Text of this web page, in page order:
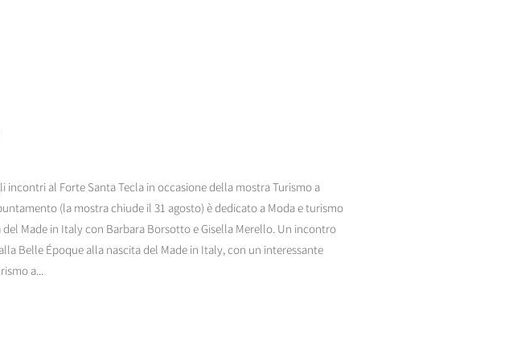
incontri al Forte Santa Tecla in occasione della mostra Turismo a
(la mostra chiude il 31 agosto) è dedicato a Moda e turismo
Made in Italy con Barbara Borsotto e Gisella Merello. Un incontro
Belle Époque alla nascita del Made in Italy, con un interessante
a...